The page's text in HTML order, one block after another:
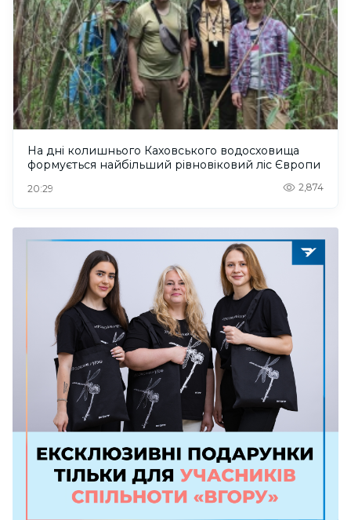
На дні колишнього Каховського водосховища
формується найбільший рівновіковий ліс Європи
20:29 2,874